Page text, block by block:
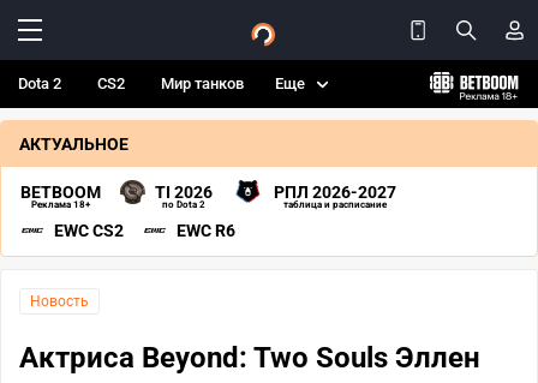
Dota 2 CS2 Мир танков Еще
АКТУАЛЬНОЕ
BETBOOM
Реклама 18+
TI 2026
по Dota 2
РПЛ 2026-2027
таблица и расписание
EWC CS2 EWC R6
Новость
Актриса Beyond: Two Souls Эллен